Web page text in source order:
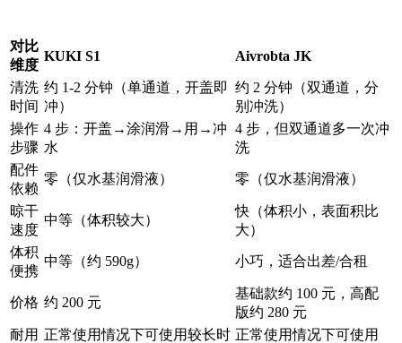
对比
维度
KUKI S1 Aivrobta JK
清洗
时间
约 1-2 分钟（单通道，开盖即
冲）
约 2 分钟（双通道，分
别冲洗）
操作
步骤
4 步：开盖→涂润滑→用→冲
水
4 步，但双通道多一次冲
洗
配件
依赖
零（仅水基润滑液） 零（仅水基润滑液）
晾干
速度
中等（体积较大）
快（体积小，表面积比
大）
体积
便携
中等（约 590g） 小巧，适合出差/合租
价格 约 200 元
基础款约 100 元，高配
版约 280 元
耐用 正常使用情况下可使用较长时 正常使用情况下可使用